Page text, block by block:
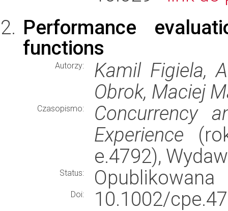
Performance
functions
Autorzy:
Kamil Figiela,
Obrok, Maciej
Czasopismo:
Concurrency
Experience
e.4792),
Status: Opublikowana
Doi: 10.1002/